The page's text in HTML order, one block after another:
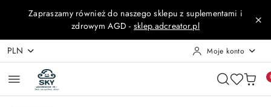
Przejdź do treści głównej
Przejdź do wyszukiwarki
Przejdź do moje konto
Przejdź do menu głównego
Przejdź do opisu produktu
Przejdź do stopki
Zapraszamy również do naszego sklepu z suplementami i
zdrowym AGD - sklep.adcreator.pl
PLN Moje konto